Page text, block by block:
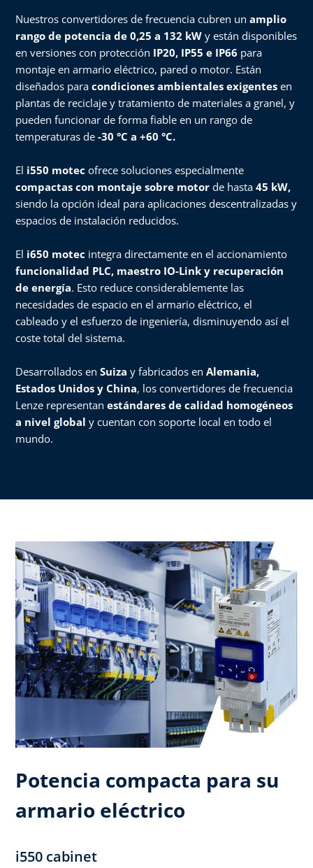
Nuestros convertidores de frecuencia cubren un amplio
rango de potencia de 0,25 a 132 kW y están disponibles
en versiones con protección IP20, IP55 e IP66 para
montaje en armario eléctrico, pared o motor. Están
diseñados para condiciones ambientales exigentes en
plantas de reciclaje y tratamiento de materiales a granel, y
pueden funcionar de forma fiable en un rango de
temperaturas de -30 °C a +60 °C.
El i550 motec ofrece soluciones especialmente
compactas con montaje sobre motor de hasta 45 kW,
siendo la opción ideal para aplicaciones descentralizadas y
espacios de instalación reducidos.
El i650 motec integra directamente en el accionamiento
funcionalidad PLC, maestro IO-Link y recuperación
de energía. Esto reduce considerablemente las
necesidades de espacio en el armario eléctrico, el
cableado y el esfuerzo de ingeniería, disminuyendo así el
coste total del sistema.
Desarrollados en Suiza y fabricados en Alemania,
Estados Unidos y China, los convertidores de frecuencia
Lenze representan estándares de calidad homogéneos
a nivel global y cuentan con soporte local en todo el
mundo.
Potencia compacta para su
armario eléctrico
i550 cabinet